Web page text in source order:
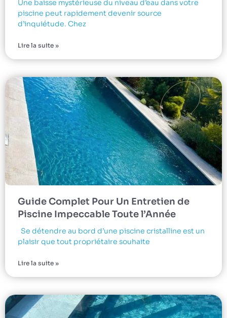
Une baisse mystérieuse du niveau d’eau dans votre
piscine peut rapidement devenir source
d’inquiétude. Chez
Lire la suite »
Guide Complet Pour Un Entretien de
Piscine Impeccable Toute l’Année
Se détendre au bord d’une piscine cristalline est un
plaisir que tout propriétaire souhaite
Lire la suite »